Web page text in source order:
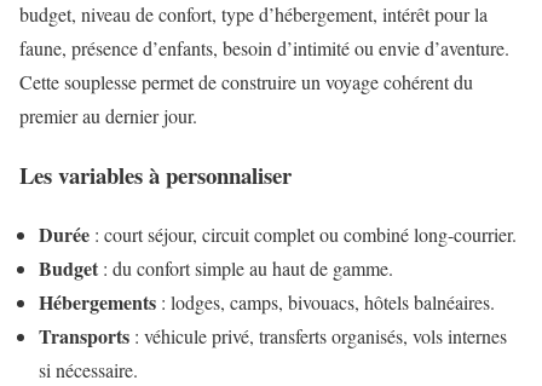
budget, niveau de confort, type d’hébergement, intérêt pour la
faune, présence d’enfants, besoin d’intimité ou envie d’aventure.
Cette souplesse permet de construire un voyage cohérent du
premier au dernier jour.
Les variables à personnaliser
Durée : court séjour, circuit complet ou combiné long-courrier.
Budget : du confort simple au haut de gamme.
Hébergements : lodges, camps, bivouacs, hôtels balnéaires.
Transports : véhicule privé, transferts organisés, vols internes
si nécessaire.